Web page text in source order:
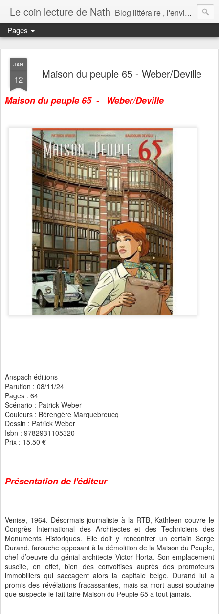
Le coin lecture de Nath Blog littéraire , l'envie de partager mes lectures.
Pages
JAN
12 Maison du peuple 65 - Weber/Deville
Maison du peuple 65 - Weber/Deville
Anspach éditions
Parution : 08/11/24
Pages : 64
Scénario : Patrick Weber
Couleurs : Bérengère Marquebreucq
Dessin : Patrick Weber
Isbn : 9782931105320
Prix : 15.50 €
Présentation de l'éditeur
Venise, 1964. Désormais journaliste à la RTB, Kathleen couvre le
Congrès International des Architectes et des Techniciens des
Monuments Historiques. Elle doit y rencontrer un certain Serge
Durand, farouche opposant à la démolition de la Maison du Peuple,
chef d’oeuvre du génial architecte Victor Horta. Son emplacement
suscite, en effet, bien des convoitises auprès des promoteurs
immobiliers qui saccagent alors la capitale belge. Durand lui a
promis des révélations fracassantes, mais sa mort aussi soudaine
que suspecte le fait taire Maison du Peuple 65 à tout jamais.